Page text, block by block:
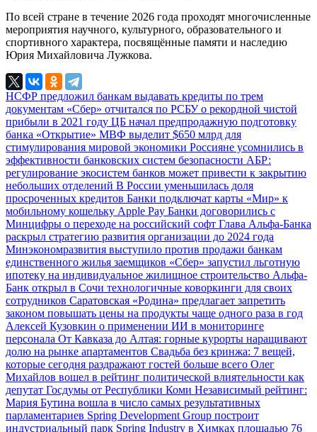
По всей стране в течение 2026 года проходят многочисленные
мероприятия научного, культурного, образовательного и
спортивного характера, посвящённые памяти и наследию
Юрия Михайловича Лужкова.
НСФР предложил банкам выдавать кредиты по трем
документам «Сбер» отчитался по РСБУ о рекордной чистой
прибыли в 2021 году ЦБ начал предпродажную подготовку
банка «Открытие» МВФ выделит $650 млрд для
стимулирования мировой экономики Россияне усомнились в
эффективности банковских систем безопасности АБР:
регулирование экосистем банков может привести к закрытию
небольших отделений В России уменьшилась доля
просроченных кредитов Банки подключат карты «Мир» к
мобильному кошельку Apple Pay Банки договорились с
Минцифры о переходе на российский софт Глава Альфа-Банка
раскрыл стратегию развития организации до 2024 года
Минэкономразвития выступило против продажи банкам
единственного жилья заемщиков «Сбер» запустил льготную
ипотеку на индивидуальное жилищное строительство Альфа-
Банк открыл в Сочи технологичные коворкинги для своих
сотрудников Саратовская «Родина» предлагает запретить
законом повышать цены на продукты чаще одного раза в год
Алексей Кузовкин о применении ИИ в мониторинге
персонала От Кавказа до Алтая: горные курорты наращивают
долю на рынке апартаментов Свадьба без кринжа: 7 вещей,
которые сегодня раздражают гостей больше всего Олег
Михайлов вошел в рейтинг политической влиятельности как
депутат Госдумы от Республики Коми Независимый рейтинг:
Мария Бутина вошла в число самых результативных
парламентариев Spring Development Group построит
индустриальный парк Spring Industry в Химках площадью 76